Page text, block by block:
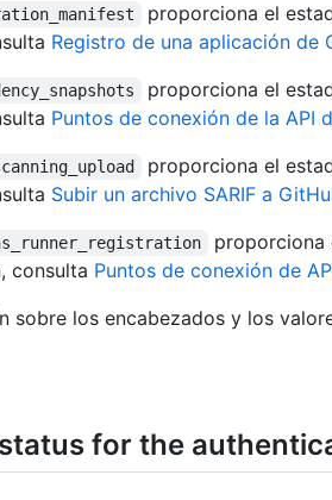
proporciona el
Registro de una aplicación de
proporciona el
Puntos de conexión de la API
proporciona el
Subir un archivo SARIF a
proporciona
consulta Puntos de conexión de
sobre los encabezados y los
for the